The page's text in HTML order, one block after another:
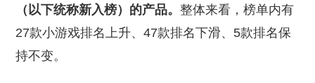
（以下统称新入榜）的产品。整体来看，榜单内有
27款小游戏排名上升、47款排名下滑、5款排名保
持不变。